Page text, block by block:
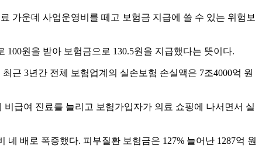
가운데 사업운영비를 떼고 보험금 지급에 쓸 수 있는 위험보
100원을 받아 보험금으로 130.5원을 지급했다는 뜻이다.
근 3년간 전체 보험업계의 실손보험 손실액은 7조4000억 원
급여 진료를 늘리고 보험가입자가 의료 쇼핑에 나서면서 실
배로 폭증했다. 피부질환 보험금은 127% 늘어난 1287억 원